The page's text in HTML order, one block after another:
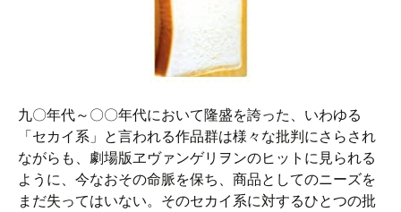
九〇年代～〇〇年代において隆盛を誇った、いわゆる
「セカイ系」と言われる作品群は様々な批判にさらされ
ながらも、劇場版ヱヴァンゲリヲンのヒットに見られる
ように、今なおその命脈を保ち、商品としてのニーズを
まだ失ってはいない。そのセカイ系に対するひとつの批